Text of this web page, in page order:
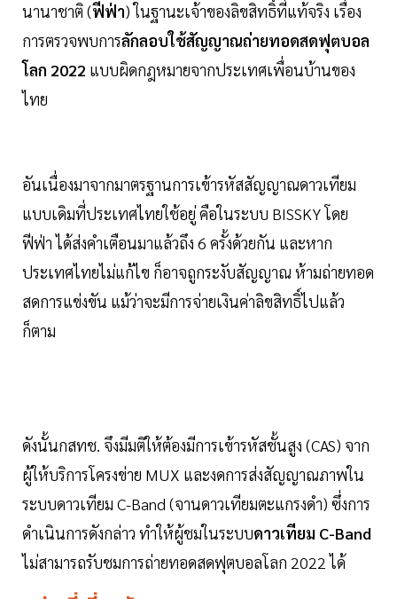
นานาชาติ (ฟีฟ่า) ในฐานะเจ้าของลิขสิทธิ์ที่แท้จริง เรื่อง
การตรวจพบการลักลอบใช้สัญญาณถ่ายทอดสดฟุตบอล
โลก 2022 แบบผิดกฎหมายจากประเทศเพื่อนบ้านของ
ไทย
อันเนื่องมาจากมาตรฐานการเข้ารหัสสัญญาณดาวเทียม
แบบเดิมที่ประเทศไทยใช้อยู่ คือในระบบ BISSKY โดย
ฟีฟ่า ได้ส่งคำเตือนมาแล้วถึง 6 ครั้งด้วยกัน และหาก
ประเทศไทยไม่แก้ไข ก็อาจถูกระงับสัญญาณ ห้ามถ่ายทอด
สดการแข่งขัน แม้ว่าจะมีการจ่ายเงินค่าลิขสิทธิ์ไปแล้ว
ก็ตาม
ดังนั้นกสทช. จึงมีมติให้ต้องมีการเข้ารหัสชั้นสูง (CAS) จาก
ผู้ให้บริการโครงข่าย MUX และงดการส่งสัญญาณภาพใน
ระบบดาวเทียม C-Band (จานดาวเทียมตะแกรงดำ) ซึ่งการ
ดำเนินการดังกล่าว ทำให้ผู้ชมในระบบดาวเทียม C-Band
ไม่สามารถรับชมการถ่ายทอดสดฟุตบอลโลก 2022 ได้